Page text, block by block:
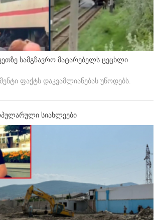
სამგზავრო მატარებელს ცეცხლი
ფაქტს დაკვამლიანებას უწოდებს.
სიახლეები